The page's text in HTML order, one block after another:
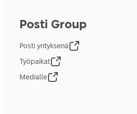
Posti Group
Posti yrityksenä
Työpaikat
Medialle